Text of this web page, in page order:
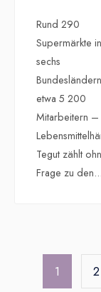
Rund 290
Supermärkte in
sechs
etwa 5 200
Mitarbeitern
Tegut zählt
Frage zu den...
1 2